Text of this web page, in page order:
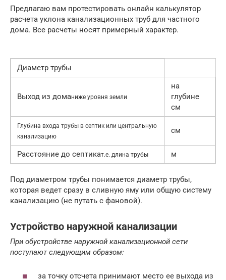
Предлагаю вам протестировать онлайн калькулятор
расчета уклона канализационных труб для частного
дома. Все расчеты носят примерный характер.
Диаметр трубы
Выход из доманиже уровня земли
на
глубине
см
Глубина входа трубы в септик или центральную
канализацию
см
Расстояние до септикат.е. длина трубы м
Под диаметром трубы понимается диаметр трубы,
которая ведет сразу в сливную яму или общую систему
канализацию (не путать с фановой).
Устройство наружной канализации
При обустройстве наружной канализационной сети
поступают следующим образом:
за точку отсчета принимают место ее выхода из